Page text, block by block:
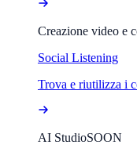
Creazione video e
Social Listening
Trova e riutilizza i
AI StudioSOON